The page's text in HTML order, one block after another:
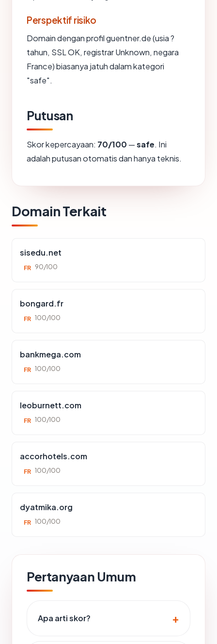
Perspektif risiko
Domain dengan profil guentner.de (usia ?
tahun, SSL OK, registrar Unknown, negara
France) biasanya jatuh dalam kategori
"safe".
Putusan
Skor kepercayaan: 70/100 —safe. Ini
adalah putusan otomatis dan hanya teknis.
Domain Terkait
sisedu.net
FR 90/100
bongard.fr
FR 100/100
bankmega.com
FR 100/100
leoburnett.com
FR 100/100
accorhotels.com
FR 100/100
dyatmika.org
FR 100/100
Pertanyaan Umum
Apa arti skor?